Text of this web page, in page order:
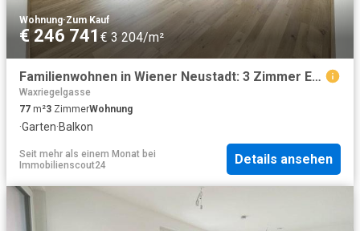
Wohnung·Zum Kauf
€ 246 741€ 3 204/m²
Familienwohnen in Wiener Neustadt: 3 Zimmer Erstbezug mit Balkon im „ein viertel grün“
Waxriegelgasse
77 m²3 ZimmerWohnung
·Garten·Balkon
Seit mehr als einem Monat bei
Immobilienscout24
Details ansehen